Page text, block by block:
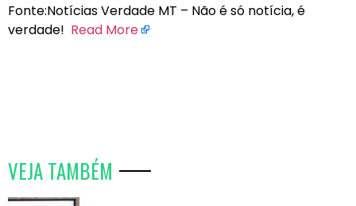
Fonte:Notícias Verdade MT – Não é só notícia, é
verdade! Read More
VEJA TAMBÉM